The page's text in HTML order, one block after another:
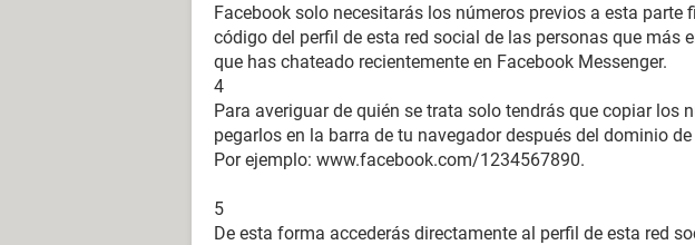
Facebook solo necesitarás los números previos a esta parte
código del perfil de esta red social de las personas que más
que has chateado recientemente en Facebook Messenger.
4
Para averiguar de quién se trata solo tendrás que copiar los
pegarlos en la barra de tu navegador después del dominio
Por ejemplo: www.facebook.com/1234567890.
5
De esta forma accederás directamente al perfil de esta red